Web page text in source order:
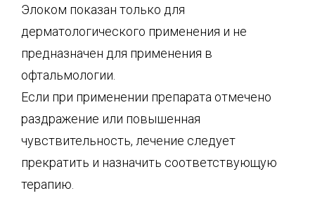
Элоком показан только для
дерматологического применения и не
предназначен для применения в
офтальмологии.
Если при применении препарата отмечено
раздражение или повышенная
чувствительность, лечение следует
прекратить и назначить соответствующую
терапию.